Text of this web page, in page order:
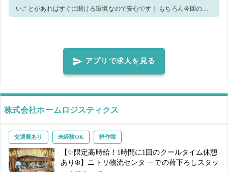
いことがあればすぐに聞ける環境なので安心です！ もちろん今回のお
必ずご確認いただき、ご対応ください！ 是非バイトレであなたに合っ
た時間のお仕事を見つけてください😊アプリで求人を見る
株式会社ホームロジスティクス
交通費あり 未経験OK 軽作業
【✨限定高時給！1時間に1回のクールタイム休憩
あり❄️】ニトリ物流センタ 一での荷下ろしスタッ